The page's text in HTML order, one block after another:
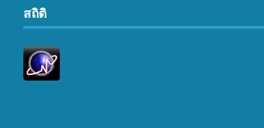
สถิติ